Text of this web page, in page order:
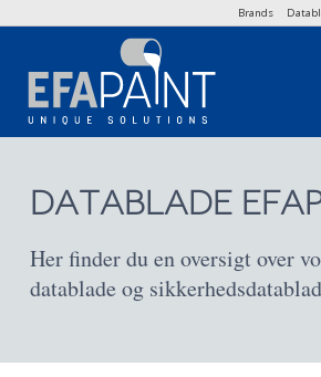
Brands
DATABLADE
Her finder du en oversigt over
datablade og